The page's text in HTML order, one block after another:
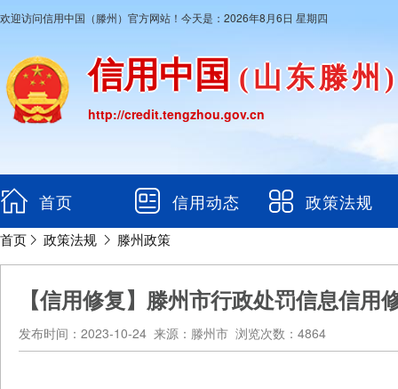
欢迎访问信用中国（滕州）官方网站！今天是：2026年8月6日 星期四
信用中国(山东滕州)
http://credit.tengzhou.gov.cn
首页 信用动态 政策法规
首页 政策法规 滕州政策
【信用修复】滕州市行政处罚信息信用
发布时间：2023-10-24 来源：滕州市 浏览次数：4864